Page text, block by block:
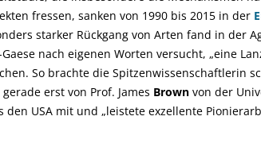
fressen, sanken von 1990 bis 2015 in der
starker Rückgang von Arten fand in der
nach eigenen Worten versucht, „eine
So brachte die Spitzenwissenschaftlerin
erst von Prof. James Brown von der
den USA mit und „leistete exzellente